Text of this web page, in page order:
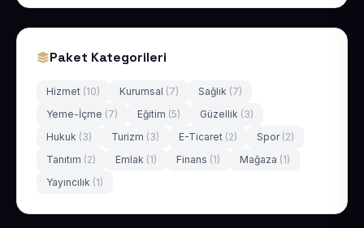
Paket Kategorileri
Hizmet (10) Kurumsal (7) Sağlık (7)
Yeme-İçme (7) Eğitim (5) Güzellik (3)
Hukuk (3) Turizm (3) E-Ticaret (2) Spor (2)
Tanıtım (2) Emlak (1) Finans (1) Mağaza (1)
Yayıncılık (1)